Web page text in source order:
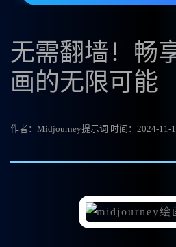
无需翻墙！畅
画的无限可能
作者：Midjourney提示词 时间：2024-11-